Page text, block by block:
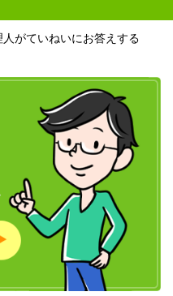
がていねいにお答えする